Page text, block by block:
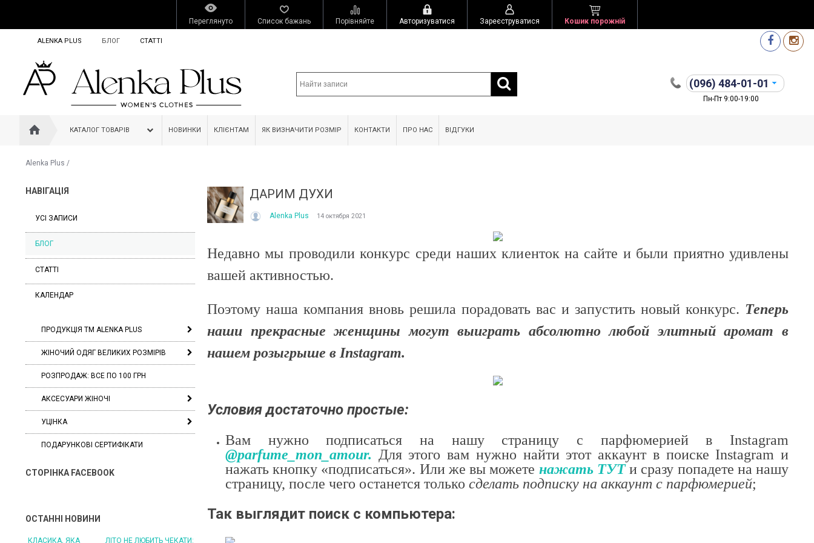
Переглянуто Список бажань Порівняйте Авторизуватися Зареєструватися Кошик порожній
ALENKA PLUS БЛОГ СТАТТІ
(096) 484-01-01
Пн-Пт 9:00-19:00
КАТАЛОГ ТОВАРІВ НОВИНКИ КЛІЄНТАМ ЯК ВИЗНАЧИТИ РОЗМІР КОНТАКТИ ПРО НАС ВІДГУКИ
Alenka Plus /
НАВІГАЦІЯ
УСІ ЗАПИСИ
БЛОГ
СТАТТІ
КАЛЕНДАР
ПРОДУКЦІЯ ТМ ALENKA PLUS
ЖІНОЧИЙ ОДЯГ ВЕЛИКИХ РОЗМІРІВ
РОЗПРОДАЖ: ВСЕ ПО 100 ГРН
АКСЕСУАРИ ЖІНОЧІ
УЦІНКА
ПОДАРУНКОВІ СЕРТИФІКАТИ
СТОРІНКА FACEBOOK
ОСТАННІ НОВИНИ
ЛІТО НЕ ЛЮБИТЬ ЧЕКАТИ: БУДЬТЕ ГОТОВІ ДО
ЛІТО, ЯКЕ ПОСТІЙНО ДИВУЄ: ЯК ОДЯГАТИСЯ,
ДАРИМ ДУХИ
Alenka Plus 14 октября 2021
Недавно мы проводили конкурс среди наших клиенток на сайте и были приятно удивлены
вашей активностью.
Поэтому наша компания вновь решила порадовать вас и запустить новый конкурс. Теперь
наши прекрасные женщины могут выиграть абсолютно любой элитный аромат в
нашем розыгрыше в Instagram.
Условия достаточно простые:
Вам нужно подписаться на нашу страницу с парфюмерией в Instagram
@parfume_mon_amour. Для этого вам нужно найти этот аккаунт в поиске Instagram и
нажать кнопку «подписаться». Или же вы можете нажать ТУТи сразу попадете на нашу
страницу, после чего останется только сделать подписку на аккаунт с парфюмерией;
Так выглядит поиск с компьютера: